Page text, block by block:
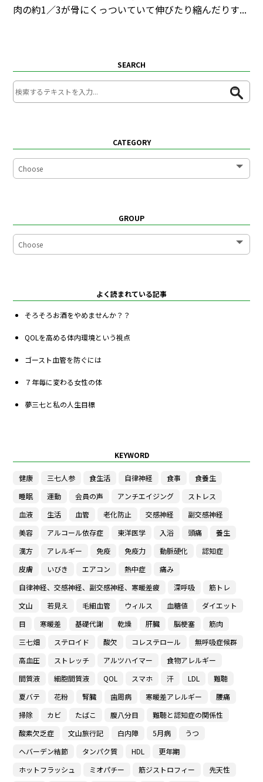
肉の約1／3が骨にくっついていて伸びたり縮んだりす...
SEARCH
CATEGORY
GROUP
よく読まれている記事
そろそろお酒をやめませんか？？
QOLを高める体内環境という視点
ゴースト血管を防ぐには
７年毎に変わる女性の体
夢三七と私の人生目標
KEYWORD
健康 三七人参 食生活 自律神経 食事
食養生
睡眠
運動 会員の声 アンチエイジング
ストレス
血液
生活 血管 老化防止 交感神経
副交感神経
美容
アルコール依存症 東洋医学 入浴 頭痛
養生
漢方
アレルギー 免疫 免疫力 動脈硬化
認知症
皮膚
いびき エアコン 熱中症
痛み
自律神経、交感神経、副交感神経、寒暖差疲
深呼吸
筋トレ
文山
若見え 毛細血管 ウィルス 血糖値
ダイエット
目
寒暖差 基礎代謝 乾燥 肝臓 脳梗塞
筋肉
三七畑
ステロイド 酸欠 コレステロール
無呼吸症候群
高血圧
ストレッチ アルツハイマー
食物アレルギー
間質液
細胞間質液 QOL スマホ 汗 LDL
難聴
夏バテ
花粉 腎臓 歯周病 寒暖差アレルギー
腰痛
掃除
カビ たばこ 腹八分目
難聴と認知症の関係性
酸素欠乏症
文山旅行記 白内障 5月病
うつ
ヘバーデン結節
タンパク質 HDL
更年期
ホットフラッシュ
ミオパチー 筋ジストロフィー
先天性